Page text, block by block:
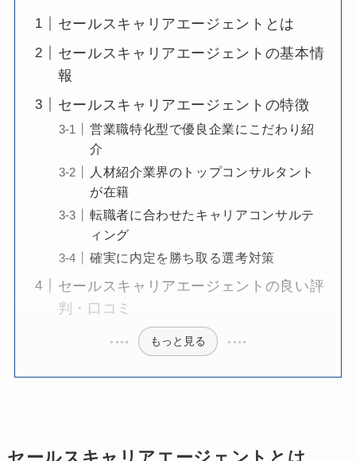
セールスキャリアエージェントとは
セールスキャリアエージェントの基本情
報
セールスキャリアエージェントの特徴
営業職特化型で優良企業にこだわり紹
介
人材紹介業界のトップコンサルタント
が在籍
転職者に合わせたキャリアコンサルテ
ィング
確実に内定を勝ち取る選考対策
セールスキャリアエージェントの良い評
判・口コミ
もっと見る